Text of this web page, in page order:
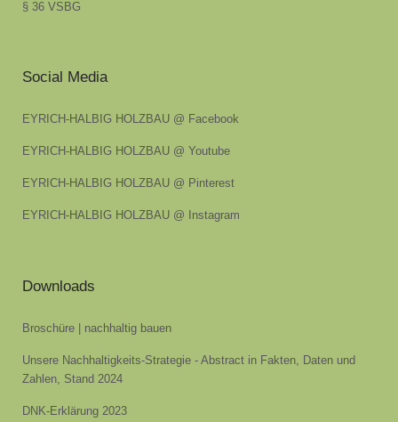
§ 36 VSBG
Social Media
EYRICH-HALBIG HOLZBAU @ Facebook
EYRICH-HALBIG HOLZBAU @ Youtube
EYRICH-HALBIG HOLZBAU @ Pinterest
EYRICH-HALBIG HOLZBAU @ Instagram
Downloads
Broschüre | nachhaltig bauen
Unsere Nachhaltigkeits-Strategie - Abstract in Fakten, Daten und
Zahlen, Stand 2024
DNK-Erklärung 2023